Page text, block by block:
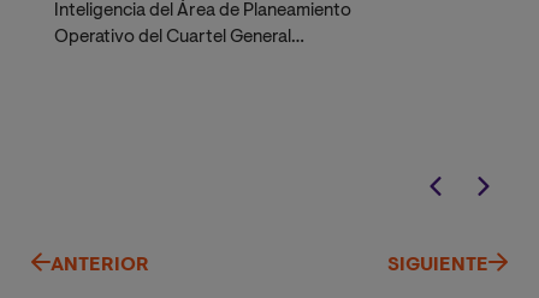
Inteligencia del Área de Planeamiento
Operativo del Cuartel General
ANTERIOR SIGUIENTE